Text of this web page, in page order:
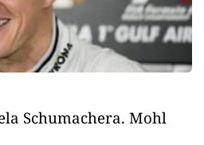
Schumachera. Mohl